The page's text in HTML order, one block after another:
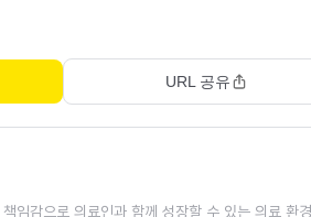
URL 공유
임감으로 의료인과 함께 성장할 수 있는 의료 환